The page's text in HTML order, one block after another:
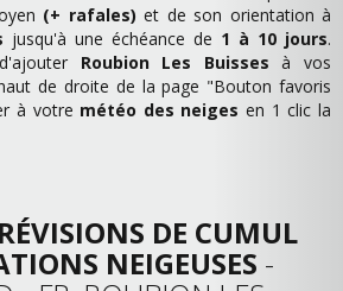
(+ rafales) et de son orientation à
jusqu'à une échéance de 1 à 10 jours.
Roubion Les Buisses à vos
de droite de la page "Bouton favoris
à votre météo des neiges en 1 clic la
DE CUMUL
NEIGEUSES -